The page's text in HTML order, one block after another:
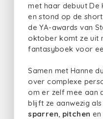
met haar debuut De
en stond op de
de YA-awards van
oktober komt ze uit
fantasyboek voor
Samen met Hanne
over complexe
om er zelf mee aan
blijft ze aanwezig
sparren, pitchen